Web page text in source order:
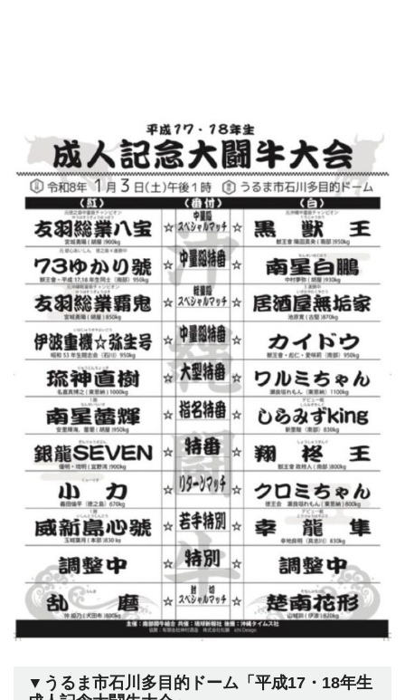
▼うるま市石川多目的ドーム「平成17・18年生